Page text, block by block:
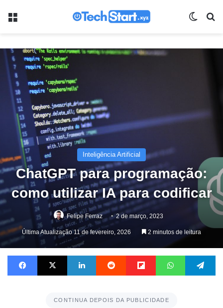
Menu
Inteligência Artificial
ChatGPT para programação:
como utilizar IA para codificar
Felipe Ferraz 2 de março, 2023
Última Atualização 11 de fevereiro, 2026 2 minutos de leitura
Facebook X Linkedin Reddit Flipboard WhatsApp
CONTINUA DEPOIS DA PUBLICIDADE